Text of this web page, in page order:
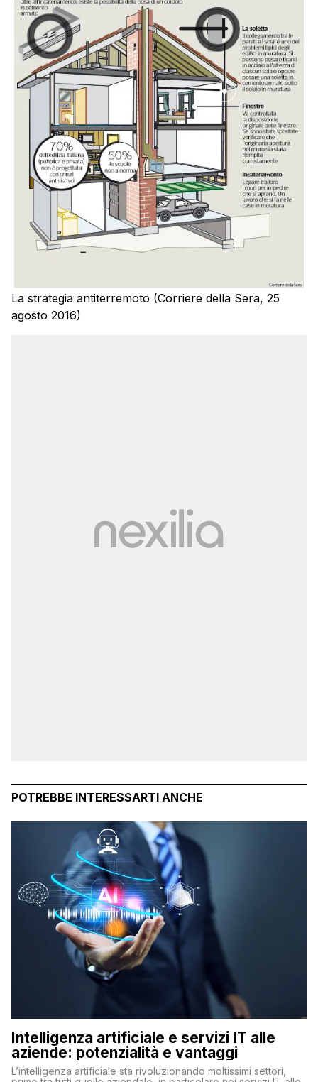
La strategia antiterremoto (Corriere della Sera, 25
agosto 2016)
POTREBBE INTERESSARTI ANCHE
Intelligenza artificiale e servizi IT alle
aziende: potenzialità e vantaggi
L’intelligenza artificiale sta rivoluzionando moltissimi settori,